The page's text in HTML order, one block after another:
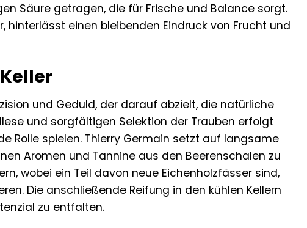
Säure getragen, die für Frische und Balance sorgt.
einen bleibenden Eindruck von Frucht und
und Geduld, der darauf abzielt, die natürliche
und sorgfältigen Selektion der Trauben erfolgt
Rolle spielen. Thierry Germain setzt auf langsame
Aromen und Tannine aus den Beerenschalen zu
wobei ein Teil davon neue Eichenholzfässer sind,
Die anschließende Reifung in den kühlen Kellern
zu entfalten.